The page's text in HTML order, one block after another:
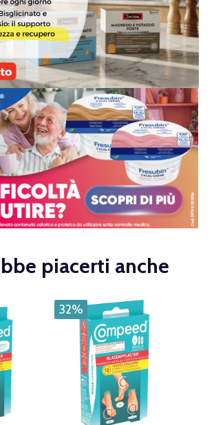
piacerti anche
32%